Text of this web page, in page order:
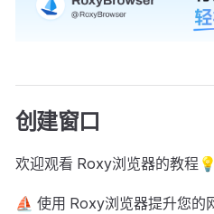
创建窗口
欢迎观看 Roxy浏览器的教程
⛵ 使用 Roxy浏览器提升您的